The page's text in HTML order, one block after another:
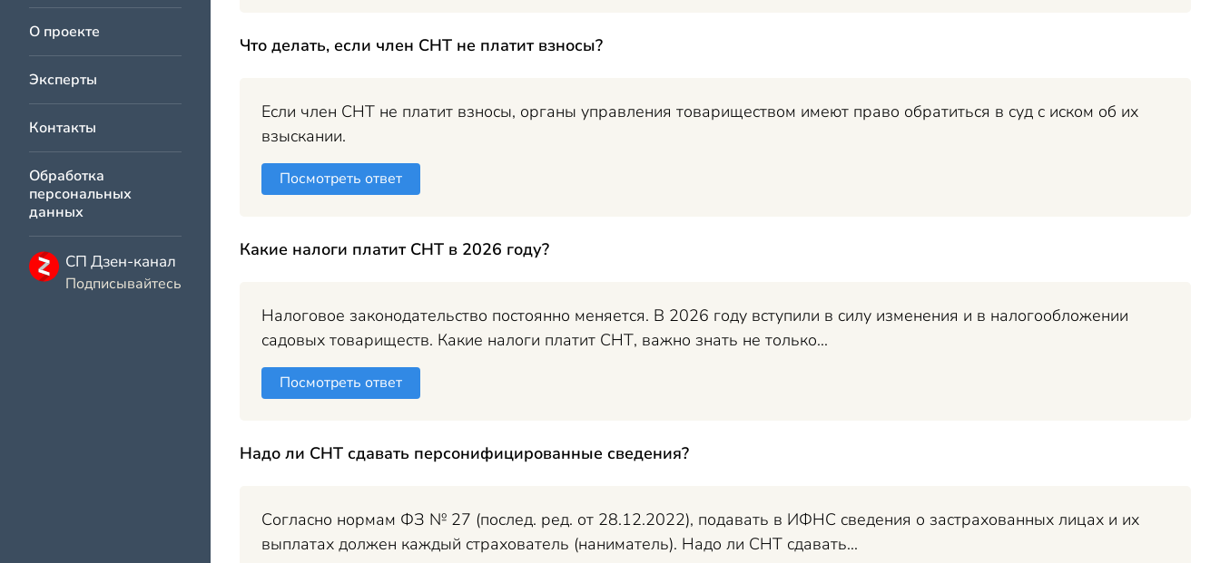
О проекте
Эксперты
Контакты
Обработка
персональных
данных
СП Дзен-канал
Подписывайтесь
Что делать, если член СНТ не платит взносы?
Если член СНТ не платит взносы, органы управления товариществом имеют право обратиться в суд с иском об их
взыскании.
Посмотреть ответ
Какие налоги платит СНТ в 2026 году?
Налоговое законодательство постоянно меняется. В 2026 году вступили в силу изменения и в налогообложении
садовых товариществ. Какие налоги платит СНТ, важно знать не только...
Посмотреть ответ
Надо ли СНТ сдавать персонифицированные сведения?
Согласно нормам ФЗ № 27 (послед. ред. от 28.12.2022), подавать в ИФНС сведения о застрахованных лицах и их
выплатах должен каждый страхователь (наниматель). Надо ли СНТ сдавать...